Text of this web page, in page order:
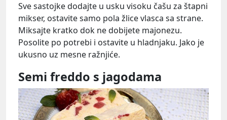
Sve sastojke dodajte u usku visoku čašu za štapni
mikser, ostavite samo pola žlice vlasca sa strane.
Miksajte kratko dok ne dobijete majonezu.
Posolite po potrebi i ostavite u hladnjaku. Jako je
ukusno uz mesne ražnjiće.
Semi freddo s jagodama